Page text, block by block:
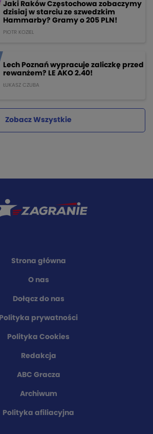
Jaki Raków Częstochowa zobaczymy
dzisiaj w starciu ze szwedzkim
Hammarby? Gramy o 205 PLN!
PIOTR KOZIEL
Lech Poznań wypracuje zaliczkę przed
rewanżem? LE AKO 2.40!
ŁUKASZ CZUBA
Zobacz Wszystkie
Strona główna
O nas
Dołącz do nas
Polityka prywatności
Polityka Cookies
Redakcja
ABC Gracza
Archiwum
Polityka afiliacyjna